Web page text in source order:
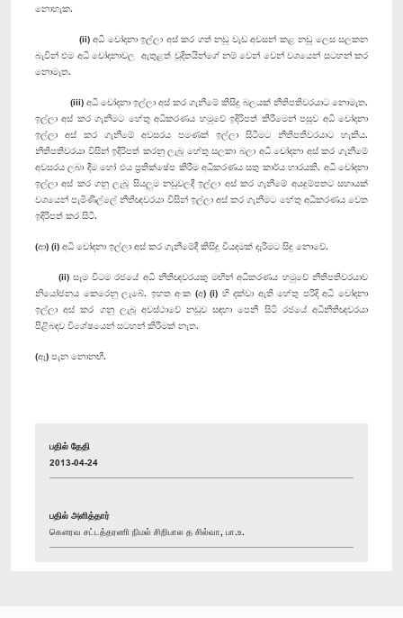
නොහැක.
(ii) අධි චෝදනා ඉල්ලා අස් කර ගත් නඩු වැඩ අවසන් කළ නඩු ලෙස සලකන
බැවින් එම අධි චෝදනාවල ඇතුළත් චූදිතයින්ගේ නම් වෙන් වෙන් වශයෙන් සටහන් කර
නොමැත.
(iii) අධි චෝදනා ඉල්ලා අස් කර ගැනීමේ කිසිදු බලයක් නීතිපතිවරයාට නොමැත.
ඉල්ලා අස් කර ගැනීමට හේතු අධිකරණය හමුවේ ඉදිරිපත් කිරීමෙන් පසුව අධි චෝදනා
ඉල්ලා අස් කර ගැනීමේ අවසරය පමණක් ඉල්ලා සිටීමට නීතිපතිවරයාට හැකිය.
නීතිපතිවරයා විසින් ඉදිරිපත් කරනු ලැබූ හේතු සලකා බලා අධි චෝදනා අස් කර ගැනීමේ
අවසරය ලබා දීම හෝ එය ප්‍රතික්ෂේප කිරීම අධිකරණය සතු කාර්ය භාරයකි. අධි චෝදනා
ඉල්ලා අස් කර ගනු ලැබූ සියලුම නඩුවලදී ඉල්ලා අස් කර ගැනීමේ අයදුම්පතට සහායක්
වශයෙන් පැමිණිල්ලේ නීතිඥවරයා විසින් ඉල්ලා අස් කර ගැනීමට හේතු අධිකරණය වෙත
ඉදිරිපත් කර සිටී.
(ආ) (i) අධි චෝදනා ඉල්ලා අස් කර ගැනීමේදී කිසිදු වියදමක් දැරීමට සිදු නොවේ.
(ii) සෑම විටම රජයේ අධි නීතිඥවරයකු මඟින් අධිකරණය හමුවේ නීතිපතිවරයාව
නියෝජනය කෙරෙනු ලැබේ. ඉහත අංක (අ) (i) හි දක්වා ඇති හේතු පරිදි අධි චෝදනා
ඉල්ලා අස් කර ගනු ලැබූ අවස්ථාවේ නඩුව සඳහා පෙනී සිටි රජයේ අධිනීතිඥවරයා
පිළිබඳව විශේෂයෙන් සටහන් කිරීමක් නැත.
(ඈ) පැන නොනඟී.
பதில் தேதி
2013-04-24
பதில் அளித்தார்
கௌரவ சட்டத்தரணி நிமல் சிறிபால த சில்வா, பா.உ.